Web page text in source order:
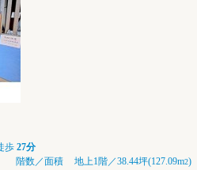
歩 27分
階数／面積 地上1階／38.44坪(127.09m2)